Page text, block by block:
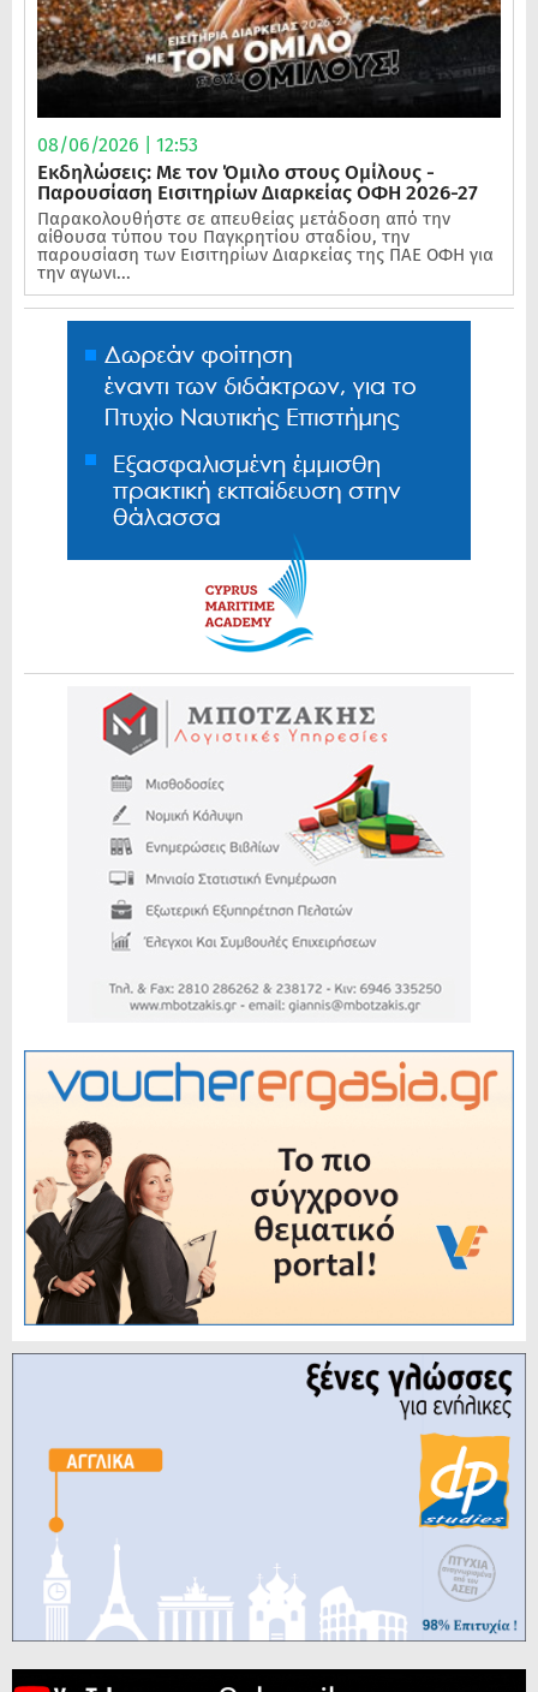
08/06/2026 | 12:53
Εκδηλώσεις: Με τον Όμιλο στους Ομίλους -
Παρουσίαση Εισιτηρίων Διαρκείας ΟΦΗ 2026-27
Παρακολουθήστε σε απευθείας μετάδοση από την
αίθουσα τύπου του Παγκρητίου σταδίου, την
παρουσίαση των Εισιτηρίων Διαρκείας της ΠΑΕ ΟΦΗ για
την αγωνι...